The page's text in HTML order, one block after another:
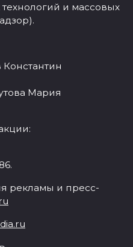
и массовых
Мария
рекламы и пресс-